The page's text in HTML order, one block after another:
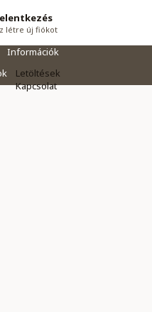
létre új fiókot
Információk
Letöltések
Kapcsolat